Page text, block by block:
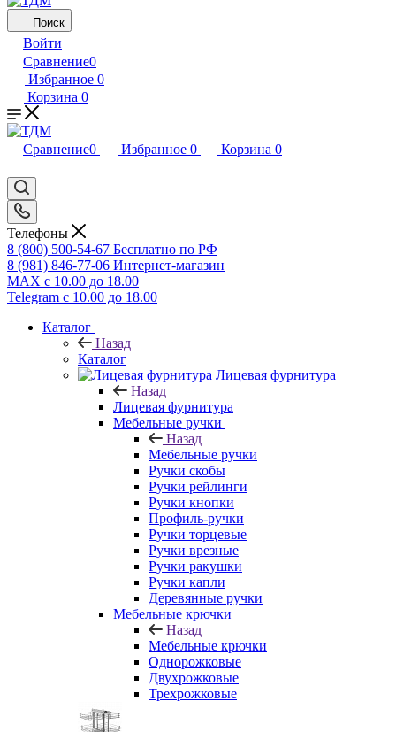
Поиск
Войти
Сравнение0
Избранное 0
Корзина 0
Сравнение0 Избранное 0 Корзина 0
Телефоны
8 (800) 500-54-67 Бесплатно по РФ
8 (981) 846-77-06 Интернет-магазин
MAX с 10.00 до 18.00
Telegram с 10.00 до 18.00
Каталог
Назад
Каталог
Лицевая фурнитура
Назад
Лицевая фурнитура
Мебельные ручки
Назад
Мебельные ручки
Ручки скобы
Ручки рейлинги
Ручки кнопки
Профиль-ручки
Ручки торцевые
Ручки врезные
Ручки ракушки
Ручки капли
Деревянные ручки
Мебельные крючки
Назад
Мебельные крючки
Однорожковые
Двухрожковые
Трехрожковые